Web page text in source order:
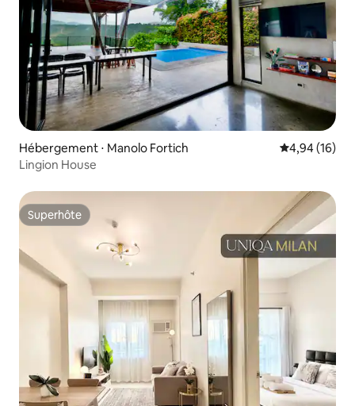
Hébergement ⋅ Manolo Fortich Évaluation
4,94 (16)
Lingion House
Superhôte
Superhôte